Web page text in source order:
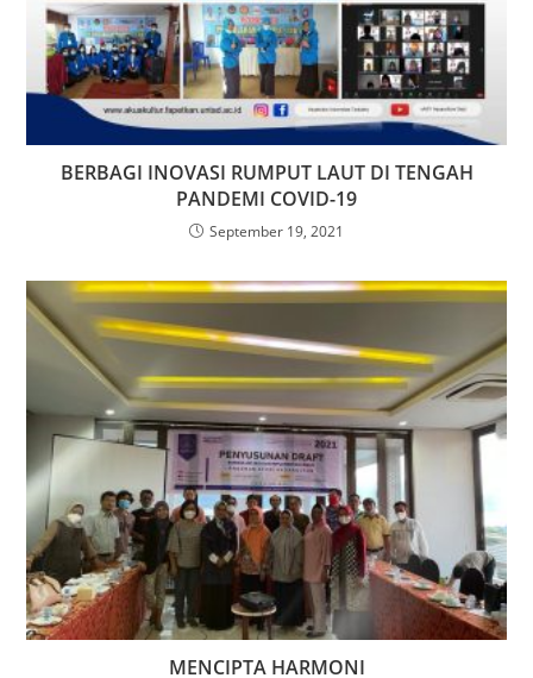
BERBAGI INOVASI RUMPUT LAUT DI TENGAH
PANDEMI COVID-19
September 19, 2021
MENCIPTA HARMONI